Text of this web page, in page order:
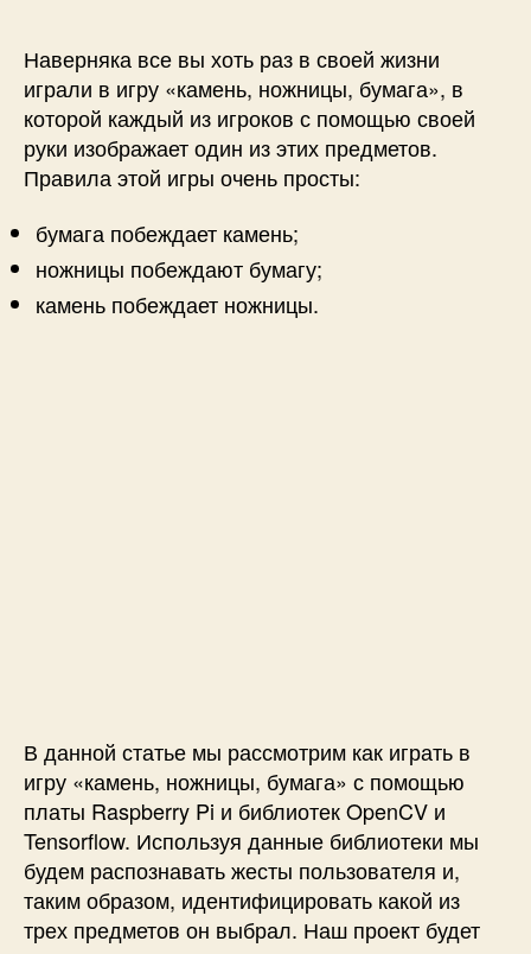
и
Наверняка все вы хоть раз в своей жизни
играли в игру «камень, ножницы, бумага», в
которой каждый из игроков с помощью своей
руки изображает один из этих предметов.
Правила этой игры очень просты:
бумага побеждает камень;
ножницы побеждают бумагу;
камень побеждает ножницы.
В данной статье мы рассмотрим как играть в
игру «камень, ножницы, бумага» с помощью
платы Raspberry Pi и библиотек OpenCV и
Tensorflow. Используя данные библиотеки мы
будем распознавать жесты пользователя и,
таким образом, идентифицировать какой из
трех предметов он выбрал. Наш проект будет